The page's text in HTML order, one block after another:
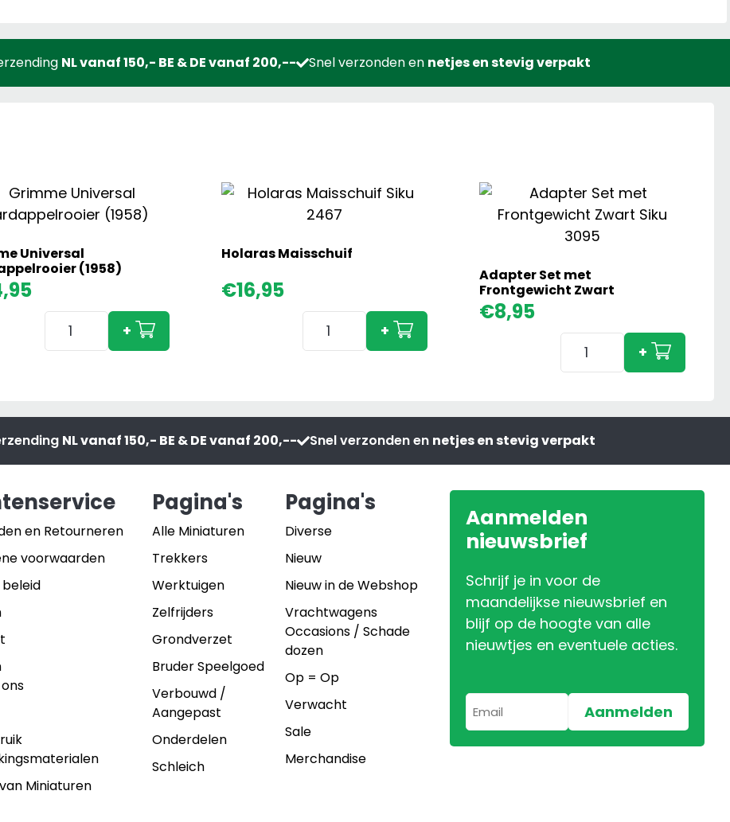
NL vanaf 150,- BE & DE vanaf 200,-- Snel verzonden en netjes en stevig verpakt
Universal
(1958)
Grimme
Universal
+
Holaras Maisschuif
€16,95
Holaras
Maisschuif
+
Adapter Set met
Frontgewicht Zwart
€8,95
Adapter
aantal
+
NL vanaf 150,- BE & DE vanaf 200,-- Snel verzonden en netjes en stevig verpakt
en Retourneren
voorwaarden
Miniaturen
Pagina's
Alle Miniaturen
Trekkers
Werktuigen
Zelfrijders
Grondverzet
Bruder Speelgoed
Verbouwd /
Aangepast
Onderdelen
Schleich
Pagina's
Diverse
Nieuw
Nieuw in de Webshop
Vrachtwagens
Occasions / Schade
dozen
Op = Op
Verwacht
Sale
Merchandise
Aanmelden
nieuwsbrief
Schrijf je in voor de
maandelijkse nieuwsbrief en
blijf op de hoogte van alle
nieuwtjes en eventuele acties.